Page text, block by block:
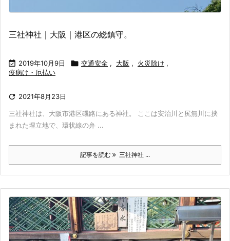
三社神社｜大阪｜港区の総鎮守。
 2019年10月9日  交通安全 , 大阪 , 火災除け ,
疫病け・厄払い
 2021年8月23日
三社神社は、大阪市港区磯路にある神社。 ここは安治川と尻無川に挟
まれた埋立地で、環状線の弁 ...
記事を読む 三社神社 ...